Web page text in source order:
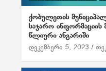
ქობულეთის
საჯარო ინფორმაციის
წლიური ანგარიში
დეკემბერი 5, 2023